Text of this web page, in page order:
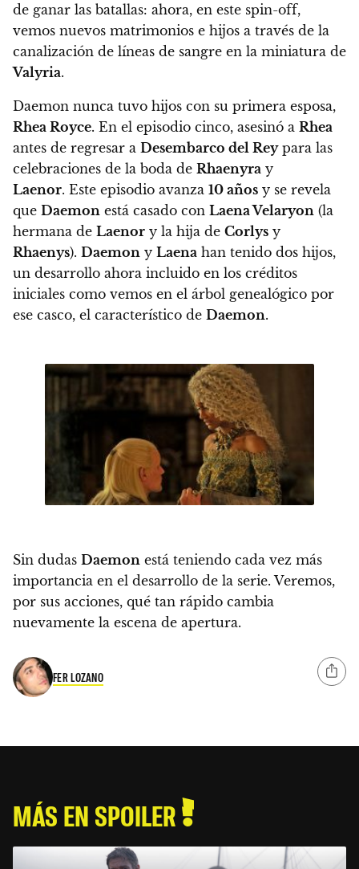
de ganar las batallas: ahora, en este spin-off,
vemos nuevos matrimonios e hijos a través de la
canalización de líneas de sangre en la miniatura de
Valyria.
Daemon nunca tuvo hijos con su primera esposa,
Rhea Royce. En el episodio cinco, asesinó a Rhea
antes de regresar a Desembarco del Reypara las
celebraciones de la boda de Rhaenyra y
Laenor. Este episodio avanza 10 años y se revela
que Daemon está casado con Laena Velaryon (la
hermana de Laenor y la hija de Corlys y
Rhaenys). Daemon y Laena han tenido dos hijos,
un desarrollo ahora incluido en los créditos
iniciales como vemos en el árbol genealógico por
ese casco, el característico de Daemon.
Sin dudas Daemon está teniendo cada vez más
importancia en el desarrollo de la serie. Veremos,
por sus acciones, qué tan rápido cambia
nuevamente la escena de apertura.
FER LOZANO
MÁS EN SPOILER